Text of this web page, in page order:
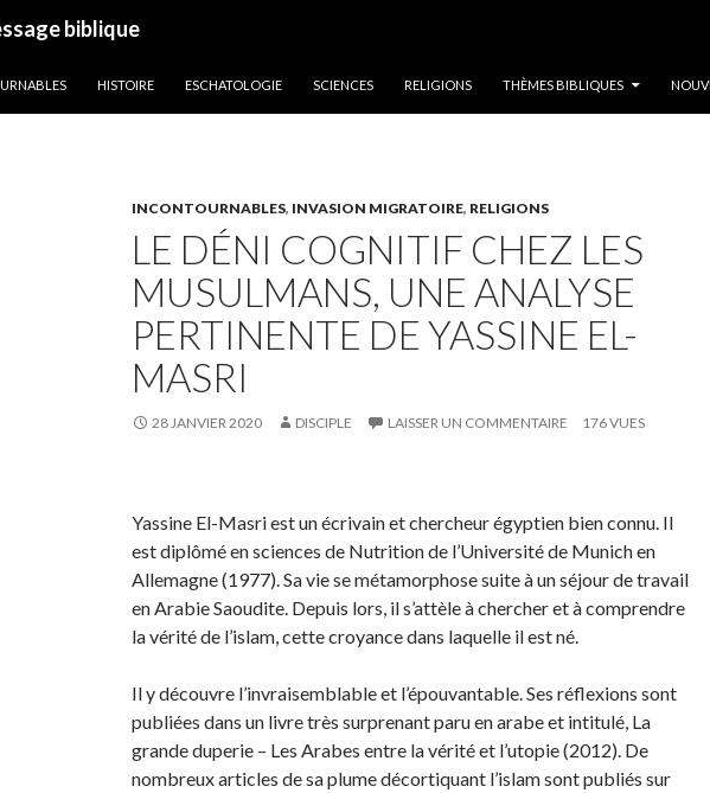
biblique
HISTOIRE ESCHATOLOGIE SCIENCES RELIGIONS THÈMES BIBLIQUES
INCONTOURNABLES, INVASION MIGRATOIRE, RELIGIONS
LE DÉNI COGNITIF CHEZ LES
MUSULMANS, UNE ANALYSE
PERTINENTE DE YASSINE EL-
MASRI
28 JANVIER 2020 DISCIPLE LAISSER UN COMMENTAIRE 176 VUES
Yassine El-Masri est un écrivain et chercheur égyptien bien connu. Il
est diplômé en sciences de Nutrition de l’Université de Munich en
Allemagne (1977). Sa vie se métamorphose suite à un séjour de travail
en Arabie Saoudite. Depuis lors, il s’attèle à chercher et à comprendre
la vérité de l’islam, cette croyance dans laquelle il est né.
Il y découvre l’invraisemblable et l’épouvantable. Ses réflexions sont
publiées dans un livre très surprenant paru en arabe et intitulé, La
grande duperie – Les Arabes entre la vérité et l’utopie (2012). De
nombreux articles de sa plume décortiquant l’islam sont publiés sur